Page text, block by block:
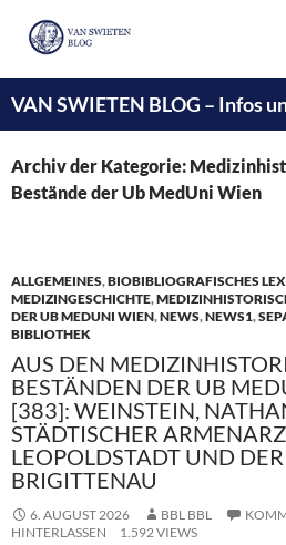
VAN SWIETEN BLOG – Infos
INHALT
SPRINGEN
Archiv der Kategorie:
Bestände der Ub MedUni Wien
ALLGEMEINES,BIOBIBLIOGRAFISCHES
MEDIZINGESCHICHTE,
DER UB MEDUNI WIEN,NEWS,NEWS1,
BIBLIOTHEK
AUS DEN
BESTÄNDEN DER UB
[383]: WEINSTEIN,
STÄDTISCHER
LEOPOLDSTADT UND DER
BRIGITTENAU
6. AUGUST 2026 BBL BBL
HINTERLASSEN
1.592 VIEWS